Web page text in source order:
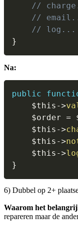
//
//
// log...
}
Na:
public
$this ->
$order =
$this ->
$this ->
$this ->
}
6) Dubbel op 2+
Waarom het
repareren maar de